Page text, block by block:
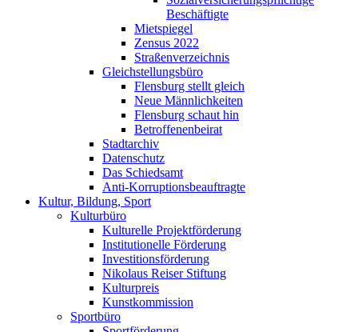
Beschäftigte
Mietspiegel
Zensus 2022
Straßenverzeichnis
Gleichstellungsbüro
Flensburg stellt gleich
Neue Männlichkeiten
Flensburg schaut hin
Betroffenenbeirat
Stadtarchiv
Datenschutz
Das Schiedsamt
Anti-Korruptionsbeauftragte
Kultur, Bildung, Sport
Kulturbüro
Kulturelle Projektförderung
Institutionelle Förderung
Investitionsförderung
Nikolaus Reiser Stiftung
Kulturpreis
Kunstkommission
Sportbüro